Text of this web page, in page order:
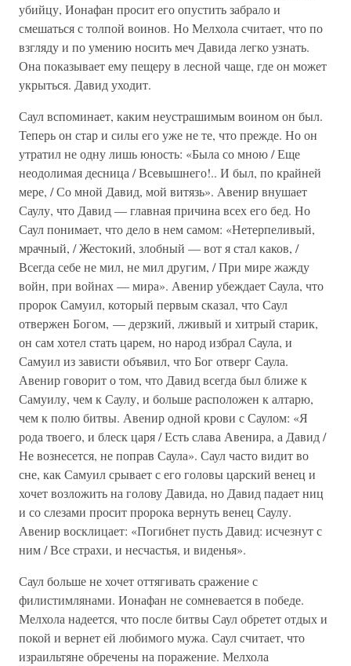
убийцу, Ионафан просит его опустить забрало и
смешаться с толпой воинов. Но Мелхола считает, что по
взгляду и по умению носить меч Давида легко узнать.
Она показывает ему пещеру в лесной чаще, где он может
укрыться. Давид уходит.
Саул вспоминает, каким неустрашимым воином он был.
Теперь он стар и силы его уже не те, что прежде. Но он
утратил не одну лишь юность: «Была со мною / Еще
неодолимая десница / Всевышнего!.. И был, по крайней
мере, / Со мной Давид, мой витязь». Авенир внушает
Саулу, что Давид — главная причина всех его бед. Но
Саул понимает, что дело в нем самом: «Нетерпеливый,
мрачный, / Жестокий, злобный — вот я стал каков, /
Всегда себе не мил, не мил другим, / При мире жажду
войн, при войнах — мира». Авенир убеждает Саула, что
пророк Самуил, который первым сказал, что Саул
отвержен Богом, — дерзкий, лживый и хитрый старик,
он сам хотел стать царем, но народ избрал Саула, и
Самуил из зависти объявил, что Бог отверг Саула.
Авенир говорит о том, что Давид всегда был ближе к
Самуилу, чем к Саулу, и больше расположен к алтарю,
чем к полю битвы. Авенир одной крови с Саулом: «Я
рода твоего, и блеск царя / Есть слава Авенира, а Давид /
Не вознесется, не поправ Саула». Саул часто видит во
сне, как Самуил срывает с его головы царский венец и
хочет возложить на голову Давида, но Давид падает ниц
и со слезами просит пророка вернуть венец Саулу.
Авенир восклицает: «Погибнет пусть Давид: исчезнут с
ним / Все страхи, и несчастья, и виденья».
Саул больше не хочет оттягивать сражение с
филистимлянами. Ионафан не сомневается в победе.
Мелхола надеется, что после битвы Саул обретет отдых и
покой и вернет ей любимого мужа. Саул считает, что
израильтяне обречены на поражение. Мелхола